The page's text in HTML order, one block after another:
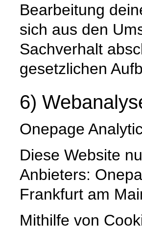
Bearbeitung
sich aus den
Sachverhalt
gesetzlichen
6)
Onepage
Diese Website
Anbieters:
Frankfurt am
Mithilfe von